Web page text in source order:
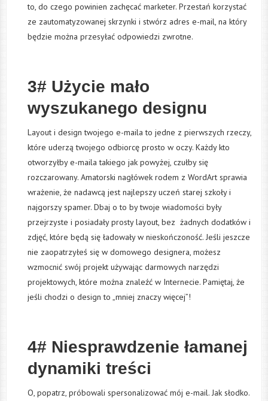
to, do czego powinien zachęcać marketer. Przestań korzystać
ze zautomatyzowanej skrzynki i stwórz adres e-mail, na który
będzie można przesyłać odpowiedzi zwrotne.
3# Użycie mało
wyszukanego designu
Layout i design twojego e-maila to jedne z pierwszych rzeczy,
które uderzą twojego odbiorcę prosto w oczy. Każdy kto
otworzyłby e-maila takiego jak powyżej, czułby się
rozczarowany. Amatorski nagłówek rodem z WordArt sprawia
wrażenie, że nadawcą jest najlepszy uczeń starej szkoły i
najgorszy spamer. Dbaj o to by twoje wiadomości były
przejrzyste i posiadały prosty layout, bez żadnych dodatków i
zdjęć, które będą się ładowały w nieskończoność. Jeśli jeszcze
nie zaopatrzyłeś się w domowego designera, możesz
wzmocnić swój projekt używając darmowych narzędzi
projektowych, które można znaleźć w Internecie. Pamiętaj, że
jeśli chodzi o design to „mniej znaczy więcej”!
4# Niesprawdzenie łamanej
dynamiki treści
O, popatrz, próbowali spersonalizować mój e-mail. Jak słodko.